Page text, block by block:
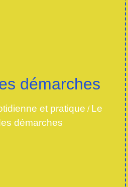
démarches
et pratique / Le
démarches